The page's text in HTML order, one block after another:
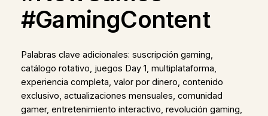
#GamingContent
Palabras clave adicionales: suscripción gaming,
catálogo rotativo, juegos Day 1, multiplataforma,
experiencia completa, valor por dinero, contenido
exclusivo, actualizaciones mensuales, comunidad
gamer, entretenimiento interactivo, revolución gaming,